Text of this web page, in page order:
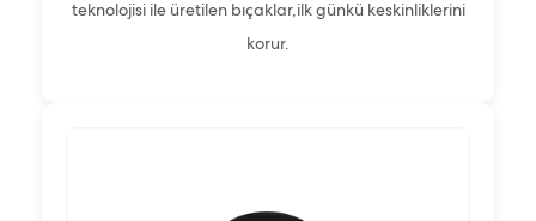
teknolojisi ile üretilen bıçaklar,ilk günkü keskinliklerini
korur.